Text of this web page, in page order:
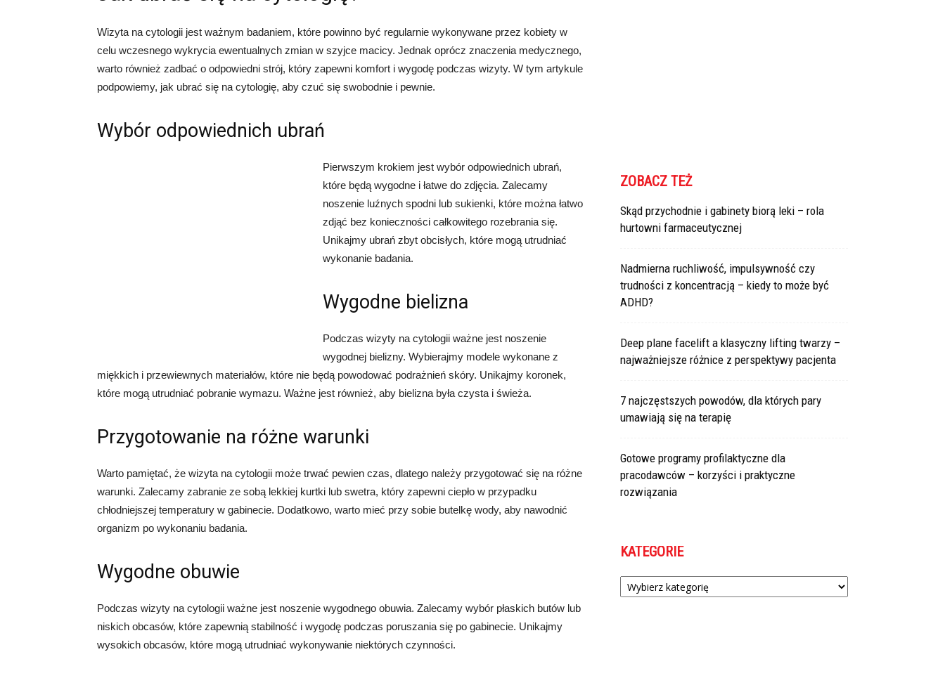
Wizyta na cytologii jest ważnym badaniem, które powinno być regularnie wykonywane przez kobiety w
celu wczesnego wykrycia ewentualnych zmian w szyjce macicy. Jednak oprócz znaczenia medycznego,
warto również zadbać o odpowiedni strój, który zapewni komfort i wygodę podczas wizyty. W tym artykule
podpowiemy, jak ubrać się na cytologię, aby czuć się swobodnie i pewnie.
Wybór odpowiednich ubrań
Pierwszym krokiem jest wybór odpowiednich ubrań,
które będą wygodne i łatwe do zdjęcia. Zalecamy
noszenie luźnych spodni lub sukienki, które można łatwo
zdjąć bez konieczności całkowitego rozebrania się.
Unikajmy ubrań zbyt obcisłych, które mogą utrudniać
wykonanie badania.
Wygodne bielizna
Podczas wizyty na cytologii ważne jest noszenie
wygodnej bielizny. Wybierajmy modele wykonane z
miękkich i przewiewnych materiałów, które nie będą powodować podrażnień skóry. Unikajmy koronek,
które mogą utrudniać pobranie wymazu. Ważne jest również, aby bielizna była czysta i świeża.
Przygotowanie na różne warunki
Warto pamiętać, że wizyta na cytologii może trwać pewien czas, dlatego należy przygotować się na różne
warunki. Zalecamy zabranie ze sobą lekkiej kurtki lub swetra, który zapewni ciepło w przypadku
chłodniejszej temperatury w gabinecie. Dodatkowo, warto mieć przy sobie butelkę wody, aby nawodnić
organizm po wykonaniu badania.
Wygodne obuwie
Podczas wizyty na cytologii ważne jest noszenie wygodnego obuwia. Zalecamy wybór płaskich butów lub
niskich obcasów, które zapewnią stabilność i wygodę podczas poruszania się po gabinecie. Unikajmy
wysokich obcasów, które mogą utrudniać wykonywanie niektórych czynności.
ZOBACZ TEŻ
Skąd przychodnie i gabinety biorą leki – rola
hurtowni farmaceutycznej
Nadmierna ruchliwość, impulsywność czy
trudności z koncentracją – kiedy to może być
ADHD?
Deep plane facelift a klasyczny lifting twarzy –
najważniejsze różnice z perspektywy pacjenta
7 najczęstszych powodów, dla których pary
umawiają się na terapię
Gotowe programy profilaktyczne dla
pracodawców – korzyści i praktyczne
rozwiązania
KATEGORIE
Kategorie